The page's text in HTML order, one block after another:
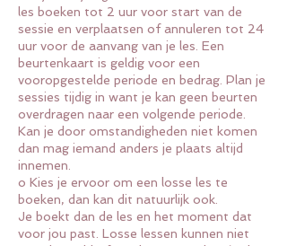
les boeken tot 2 uur voor start van de
sessie en verplaatsen of annuleren tot 24
uur voor de aanvang van je les. Een
beurtenkaart is geldig voor een
vooropgestelde periode en bedrag. Plan je
sessies tijdig in want je kan geen beurten
overdragen naar een volgende periode.
Kan je door omstandigheden niet komen
dan mag iemand anders je plaats altijd
innemen.
o Kies je ervoor om een losse les te
boeken, dan kan dit natuurlijk ook.
Je boekt dan de les en het moment dat
voor jou past. Losse lessen kunnen niet